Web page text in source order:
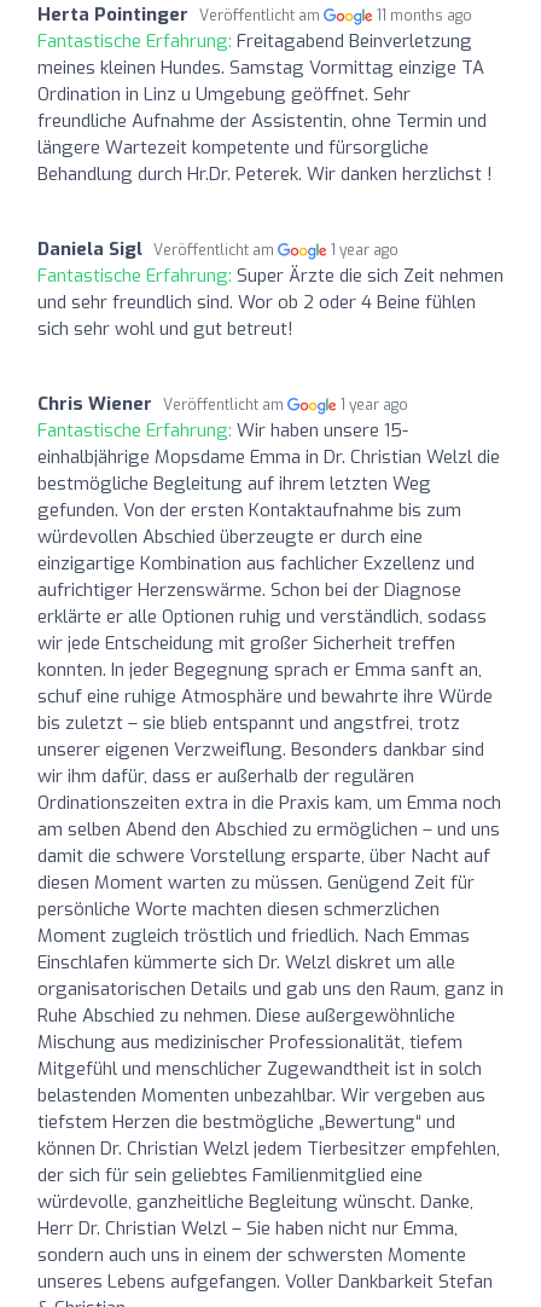
Herta Pointinger Veröffentlicht am 11 months ago
Fantastische Erfahrung: Freitagabend Beinverletzung
meines kleinen Hundes. Samstag Vormittag einzige TA
Ordination in Linz u Umgebung geöffnet. Sehr
freundliche Aufnahme der Assistentin, ohne Termin und
längere Wartezeit kompetente und fürsorgliche
Behandlung durch Hr.Dr. Peterek. Wir danken herzlichst !
Daniela Sigl Veröffentlicht am 1 year ago
Fantastische Erfahrung: Super Ärzte die sich Zeit nehmen
und sehr freundlich sind. Wor ob 2 oder 4 Beine fühlen
sich sehr wohl und gut betreut!
Chris Wiener Veröffentlicht am 1 year ago
Fantastische Erfahrung: Wir haben unsere 15-
einhalbjährige Mopsdame Emma in Dr. Christian Welzl die
bestmögliche Begleitung auf ihrem letzten Weg
gefunden. Von der ersten Kontaktaufnahme bis zum
würdevollen Abschied überzeugte er durch eine
einzigartige Kombination aus fachlicher Exzellenz und
aufrichtiger Herzenswärme. Schon bei der Diagnose
erklärte er alle Optionen ruhig und verständlich, sodass
wir jede Entscheidung mit großer Sicherheit treffen
konnten. In jeder Begegnung sprach er Emma sanft an,
schuf eine ruhige Atmosphäre und bewahrte ihre Würde
bis zuletzt – sie blieb entspannt und angstfrei, trotz
unserer eigenen Verzweiflung. Besonders dankbar sind
wir ihm dafür, dass er außerhalb der regulären
Ordinationszeiten extra in die Praxis kam, um Emma noch
am selben Abend den Abschied zu ermöglichen – und uns
damit die schwere Vorstellung ersparte, über Nacht auf
diesen Moment warten zu müssen. Genügend Zeit für
persönliche Worte machten diesen schmerzlichen
Moment zugleich tröstlich und friedlich. Nach Emmas
Einschlafen kümmerte sich Dr. Welzl diskret um alle
organisatorischen Details und gab uns den Raum, ganz in
Ruhe Abschied zu nehmen. Diese außergewöhnliche
Mischung aus medizinischer Professionalität, tiefem
Mitgefühl und menschlicher Zugewandtheit ist in solch
belastenden Momenten unbezahlbar. Wir vergeben aus
tiefstem Herzen die bestmögliche „Bewertung“ und
können Dr. Christian Welzl jedem Tierbesitzer empfehlen,
der sich für sein geliebtes Familienmitglied eine
würdevolle, ganzheitliche Begleitung wünscht. Danke,
Herr Dr. Christian Welzl – Sie haben nicht nur Emma,
sondern auch uns in einem der schwersten Momente
unseres Lebens aufgefangen. Voller Dankbarkeit Stefan